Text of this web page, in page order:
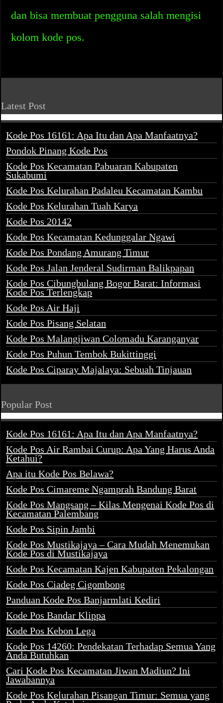
dan bisa membuat pengguna salah mengisi
kolom kode pos.
Latest Post
Kode Pos 16161: Apa Itu dan Apa Manfaatnya?
Pondok Pinang Kode Pos
Kode Pos Kecamatan Pabuaran Kabupaten
Sukabumi
Kode Pos Kelurahan Padaleu Kecamatan Kambu
Kode Pos Kelurahan Tuah Karya
Kode Pos 20142
Kode Pos Kecamatan Kedunggalar Ngawi
Kode Pos Pondang Amurang Timur
Kode Pos Jalan Jenderal Sudirman Balikpapan
Kode Pos Cibungbulang Bogor Barat: Informasi
Kode Pos Terlengkap
Kode Pos Air Haji
Kode Pos Pisang Selatan
Kode Pos Malangjiwan Colomadu Karanganyar
Kode Pos Puhun Tembok Bukittinggi
Kode Pos Ciparay Majalaya: Sebuah Tinjauan
Popular Post
Kode Pos 16161: Apa Itu dan Apa Manfaatnya?
Kode Pos Air Rambai Curup: Apa Yang Harus Anda
Ketahui?
Apa itu Kode Pos Belawa?
Kode Pos Cimareme Ngamprah Bandung Barat
Kode Pos Mangsang – Kilas Mengenai Kode Pos di
Kecamatan Palembang
Kode Pos Sipin Jambi
Kode Pos Mustikajaya – Cara Mudah Menemukan
Kode Pos di Mustikajaya
Kode Pos Kecamatan Kajen Kabupaten Pekalongan
Kode Pos Ciadeg Cigombong
Panduan Kode Pos Banjarmlati Kediri
Kode Pos Bandar Klippa
Kode Pos Kebon Lega
Kode Pos 14260: Pendekatan Terhadap Semua Yang
Anda Butuhkan
Cari Kode Pos Kecamatan Jiwan Madiun? Ini
Jawabannya
Kode Pos Kelurahan Pisangan Timur: Semua yang